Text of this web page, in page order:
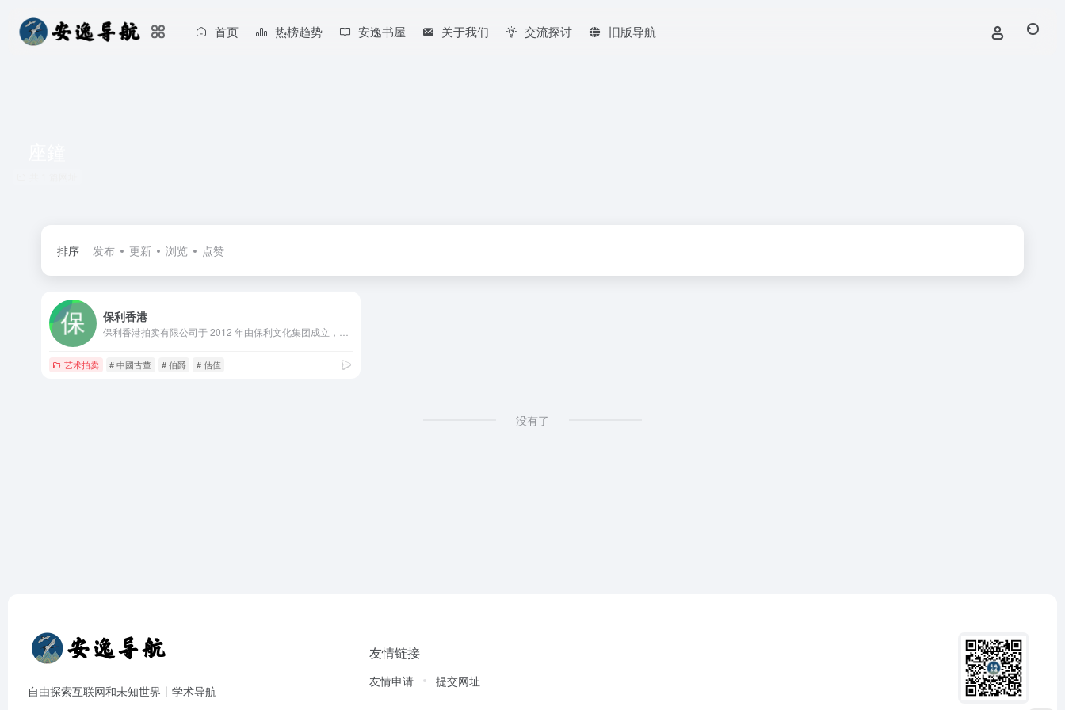
首页 热榜趋势 安逸书屋 关于我们 交流探讨 旧版导航
排序 发布 更新 浏览 点赞
保利香港
艺术拍卖 # 中國古董 # 伯爵 # 估值
没有了
自由探索互联网和未知世界丨学术导航
友情链接
友情申请 提交网址